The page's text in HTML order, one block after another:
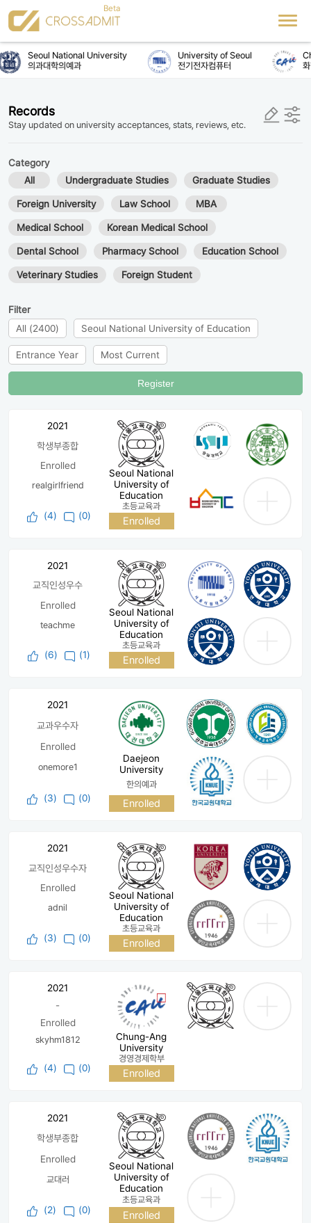
Seoul National University
의과대학의예과
University of Seoul
전기전자컴퓨터
화
Records
Stay updated on university acceptances, stats, reviews, etc.
Category
All
Undergraduate Studies Graduate Studies
Foreign University Law School MBA
Medical School Korean Medical School
Dental School Pharmacy School Education School
Veterinary Studies Foreign Student
Filter
All (2400)
Seoul National University of Education
Entrance Year Most Current
Register
2021
학생부종합
Enrolled
realgirlfriend
(4) (0)
Seoul National
University of
Education
초등교육과
Enrolled
2021
교직인성우수
Enrolled
teachme
(6) (1)
Seoul National
University of
Education
초등교육과
Enrolled
2021
교과우수자
Enrolled
onemore1
(3) (0)
Daejeon
University
한의예과
Enrolled
2021
교직인성우수자
Enrolled
adnil
(3) (0)
Seoul National
University of
Education
초등교육과
Enrolled
2021
-
Enrolled
skyhm1812
(4) (0)
Chung-Ang
University
경영경제학부
Enrolled
2021
학생부종합
Enrolled
교대러
(2) (0)
Seoul National
University of
Education
초등교육과
Enrolled